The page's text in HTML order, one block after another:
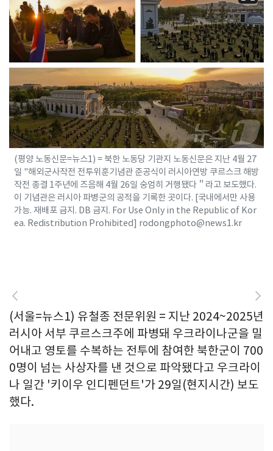
(평양 노동신문=뉴스1) = 북한 노동당 기관지 노동신문은 지난 4월 27
일 "해외군사작전 전투위훈기념관 준공식이 러시아연방 쿠르스크 해방
작전 종결 1주년에 즈음해 4월 26일 숭엄히 거행됐다＂라고 보도했다.
이 기념관은 러시아 파병군의 공적을 기록한 곳이다. [국내에서만 사용
가능. 재배포 금지. DB 금지. For Use Only in the Republic of Kor
ea. Redistribution Prohibited] rodongphoto@news1.kr
(서울=뉴스1) 유철종 전문위원 = 지난 2024~2025년
러시아 서부 쿠르스크주에 파병돼 우크라이나군을 밀
어내고 영토를 수복하는 전투에 참여한 북한군이 700
0명이 넘는 사상자를 낸 것으로 파악됐다고 우크라이
나 일간 '키이우 인디펜던트'가 29일(현지시간) 보도
했다.